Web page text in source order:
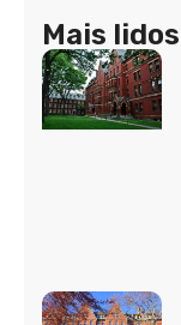
Mais lidos